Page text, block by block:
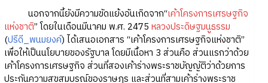
นอกจากนี้ยังมีความขัดแย้งอันเกิดจาก“เค้าโครงการเศรษฐกิจ
แห่งชาติ” โดยในเดือนมีนาคม พ.ศ. 2475 หลวงประดิษฐมนูธรรม
(ปรีดี_พนมยงค์) ได้เสนอเอกสาร “เค้าโครงการเศรษฐกิจแห่งชาติ”
เพื่อให้เป็นนโยบายของรัฐบาล โดยมีเนื้อหา 3 ส่วนคือ ส่วนแรกว่าด้วย
เค้าโครงการเศรษฐกิจ ส่วนที่สองเค้าร่างพระราชบัญญัติว่าด้วยการ
ประกันความสุขสมบูรณ์ของราษฎร และส่วนที่สามเค้าร่างพระราช